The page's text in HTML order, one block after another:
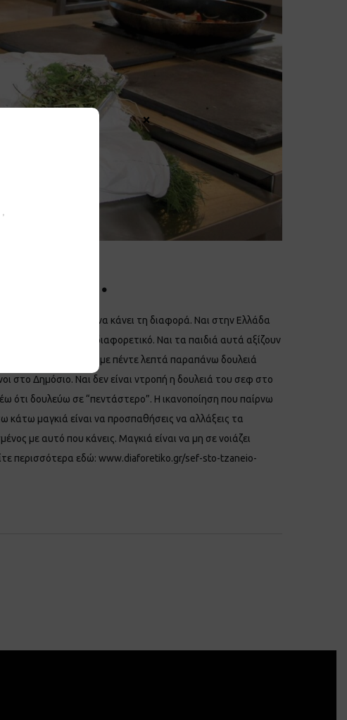
φαγητό”…
άνθρωπος μπορεί να κάνει τη διαφορά. Ναι στην Ελλάδα
και να κάνω κάτι διαφορετικό. Ναι τα παιδιά αυτά αξίζουν
να αλλάξει. Ναι με πέντε λεπτά παραπάνω δουλειά
στο Δημόσιο. Ναι δεν είναι ντροπή η δουλειά του σεφ στο
ότι δουλεύω σε “πεντάστερο”. Η ικανοποίηση που παίρνω
κάτω μαγκιά είναι να προσπαθήσεις να αλλάξεις τα
με αυτό που κάνεις. Μαγκιά είναι να μη σε νοιάζει
περισσότερα εδώ: www.diaforetiko.gr/sef-sto-tzaneio-
×